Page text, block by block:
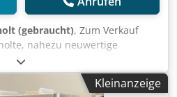
(gebraucht), Zum Verkauf
nahezu neuwertige
mit drei Streifenfunktion.
Ausführung. Neues
Zahnräder, einwandfreier
Kleinanzeige